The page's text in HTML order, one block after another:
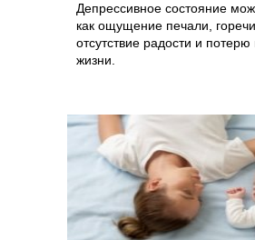
Депрессивное состояние
как ощущение печали,
отсутствие радости и потерю
жизни.